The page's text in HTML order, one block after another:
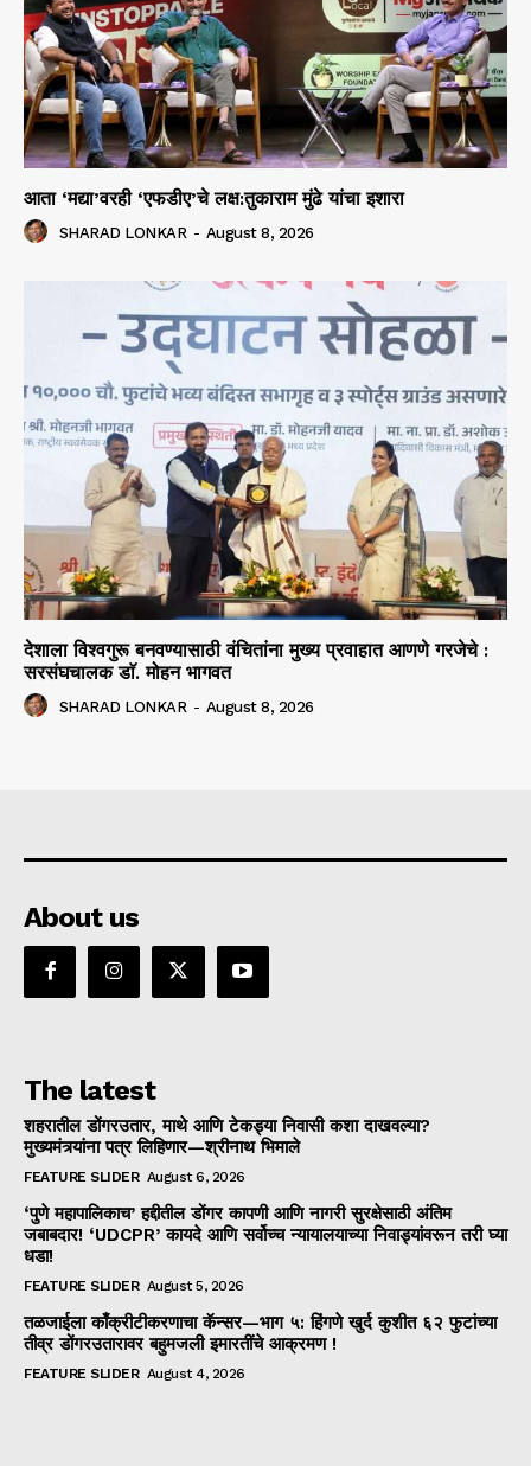
आता ‘मद्या’वरही ‘एफडीए’चे लक्ष:तुकाराम मुंढे यांचा इशारा
SHARAD LONKAR - August 8, 2026
देशाला विश्वगुरू बनवण्यासाठी वंचितांना मुख्य प्रवाहात आणणे गरजेचे :
सरसंघचालक डाॅ. मोहन भागवत
SHARAD LONKAR - August 8, 2026
About us
The latest
शहरातील डोंगरउतार, माथे आणि टेकड्या निवासी कशा दाखवल्या?
मुख्यमंत्र्यांना पत्र लिहिणार—श्रीनाथ भिमाले
FEATURE SLIDER August 6, 2026
‘पुणे महापालिकाच’ हद्दीतील डोंगर कापणी आणि नागरी सुरक्षेसाठी अंतिम
जबाबदार! ‘UDCPR’ कायदे आणि सर्वोच्च न्यायालयाच्या निवाड्यांवरून तरी घ्या
धडा!
FEATURE SLIDER August 5, 2026
तळजाईला काँक्रीटीकरणाचा कॅन्सर—भाग ५: हिंगणे खुर्द कुशीत ६२ फुटांच्या
तीव्र डोंगरउतारावर बहुमजली इमारतींचे आक्रमण !
FEATURE SLIDER August 4, 2026